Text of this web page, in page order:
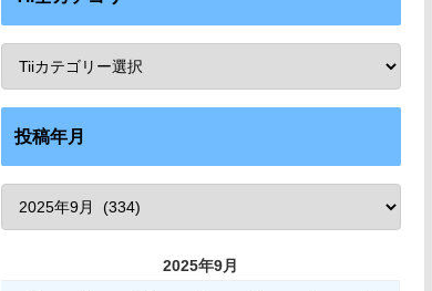
投稿年月
2025年9月